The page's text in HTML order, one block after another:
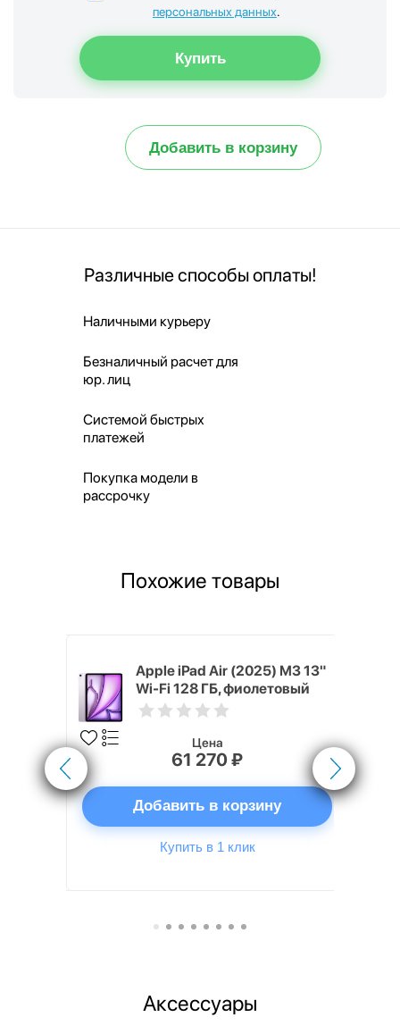
персональных данных.
Добавить в корзину
Различные способы оплаты!
Наличными курьеру
Безналичный расчет для
юр. лиц
Системой быстрых
платежей
Покупка модели в
рассрочку
Похожие товары
Apple iPad Air (2025) M3 13"
Wi-Fi 128 ГБ, фиолетовый
Цена
61 270 ₽
Добавить в корзину
Купить в 1 клик
Аксессуары